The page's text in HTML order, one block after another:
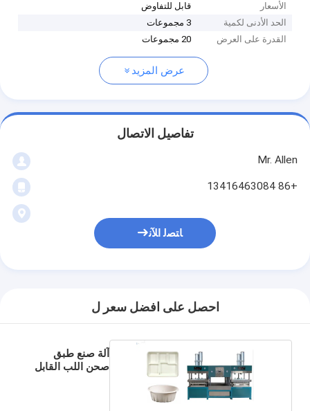
الأسعار
قابل للتفاوض
الحد الأدنى لكمية
3 مجموعات
القدرة على العرض
20 مجموعات
عرض المزيد
تفاصيل الاتصال
Mr. Allen
+86 13416463084
ﺎﺘﺼﻟ ﺍﻶﻧ
احصل على افضل سعر ل
آلة صنع طبق
صحن اللب القابل